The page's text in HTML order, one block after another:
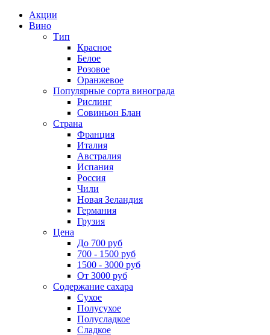
Акции
Вино
Тип
Красное
Белое
Розовое
Оранжевое
Популярные сорта винограда
Рислинг
Совиньон Блан
Страна
Франция
Италия
Австралия
Испания
Россия
Чили
Новая Зеландия
Германия
Грузия
Цена
До 700 руб
700 - 1500 руб
1500 - 3000 руб
От 3000 руб
Содержание сахара
Сухое
Полусухое
Полусладкое
Сладкое